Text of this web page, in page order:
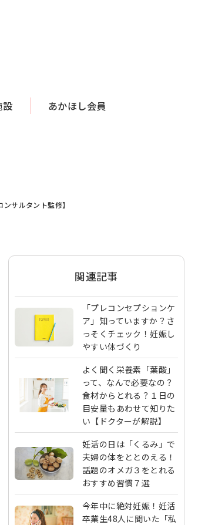
設 あかほし会員
サルタント監修】
関連記事
「プレコンセプションケ
ア」知っていますか？さ
っそくチェック！妊娠し
やすい体づくり
よく聞く栄養素「葉酸」
って、なんで必要なの？
食材からとれる？１日の
目安量もあわせて知りた
い【ドクターが解説】
妊活の日は「くるみ」で
夫婦の体をととのえる！
話題のオメガ３をとれる
おすすめ習慣７選
今年中に絶対妊娠！妊活
卒業生48人に聞いた「私